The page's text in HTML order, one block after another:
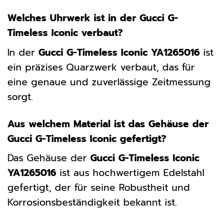
Welches Uhrwerk ist in der Gucci G-
Timeless Iconic verbaut?
In der Gucci G-Timeless Iconic YA1265016 ist
ein präzises Quarzwerk verbaut, das für
eine genaue und zuverlässige Zeitmessung
sorgt.
Aus welchem Material ist das Gehäuse der
Gucci G-Timeless Iconic gefertigt?
Das Gehäuse der Gucci G-Timeless Iconic
YA1265016 ist aus hochwertigem Edelstahl
gefertigt, der für seine Robustheit und
Korrosionsbeständigkeit bekannt ist.